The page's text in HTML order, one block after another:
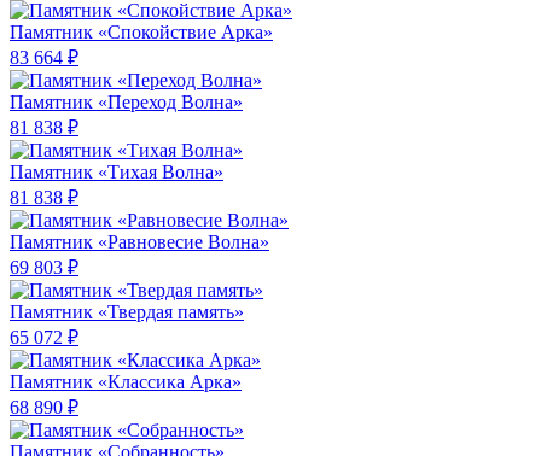
Памятник «Спокойствие Арка»
83 664 ₽
Памятник «Переход Волна»
81 838 ₽
Памятник «Тихая Волна»
81 838 ₽
Памятник «Равновесие Волна»
69 803 ₽
Памятник «Твердая память»
65 072 ₽
Памятник «Классика Арка»
68 890 ₽